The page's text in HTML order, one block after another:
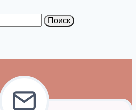
Поиск